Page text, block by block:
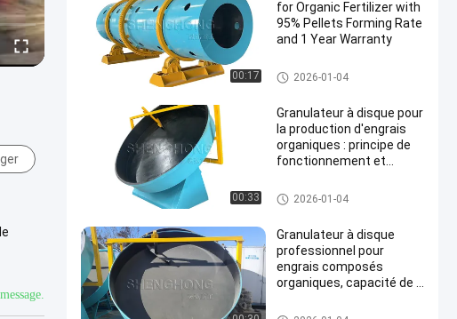
00:17
for Organic Fertilizer with
95% Pellets Forming Rate
and 1 Year Warranty
granulatoire d'engrais organiq
ue
2026-01-04
00:33
Granulateur à disque pour
la production d'engrais
organiques : principe de
fonctionnement et
techniques
granulatoire d'engrais organiq
ue
2026-01-04
Granulateur à disque
professionnel pour
engrais composés
organiques, capacité de 1
granulatoire d'engrais organiq